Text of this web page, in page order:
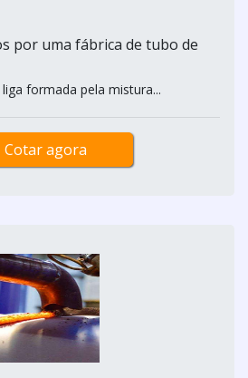
por uma fábrica de tubo de
formada pela mistura...
Cotar agora